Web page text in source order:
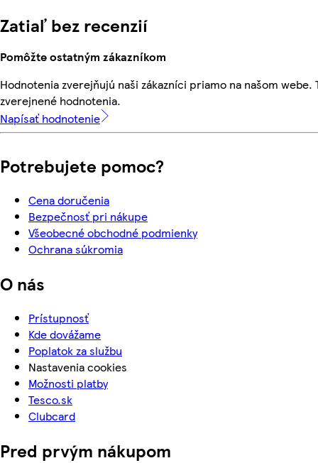
Zatiaľ bez recenzií
Pomôžte ostatným zákazníkom
Hodnotenia zverejňujú naši zákazníci priamo na našom webe.
zverejnené hodnotenia.
Napísať hodnotenie
Potrebujete pomoc?
Cena doručenia
Bezpečnosť pri nákupe
Všeobecné obchodné podmienky
Ochrana súkromia
O nás
Prístupnosť
Kde dovážame
Poplatok za službu
Nastavenia cookies
Možnosti platby
Tesco.sk
Clubcard
Pred prvým nákupom